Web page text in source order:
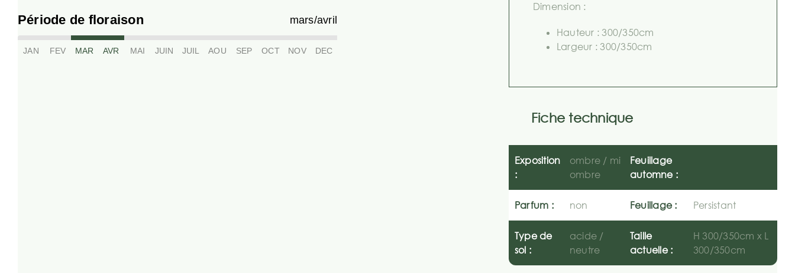
Période de floraison mars/avril
JAN FEV MAR AVR MAI JUIN JUIL AOU SEP OCT NOV DEC
Dimension :
Hauteur : 300/350cm
Largeur : 300/350cm
Fiche technique
Exposition
:
ombre / mi
ombre
Feuillage
automne :
Parfum : non Feuillage : Persistant
Type de
sol :
acide /
neutre
Taille
actuelle :
H 300/350cm x L
300/350cm